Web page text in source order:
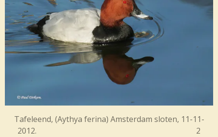
Tafeleend, (Aythya ferina) Amsterdam sloten, 11-11-
2012. 2